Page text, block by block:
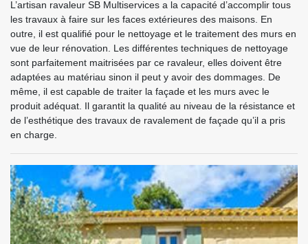
L’artisan ravaleur SB Multiservices a la capacité d’accomplir tous
les travaux à faire sur les faces extérieures des maisons. En
outre, il est qualifié pour le nettoyage et le traitement des murs en
vue de leur rénovation. Les différentes techniques de nettoyage
sont parfaitement maitrisées par ce ravaleur, elles doivent être
adaptées au matériau sinon il peut y avoir des dommages. De
même, il est capable de traiter la façade et les murs avec le
produit adéquat. Il garantit la qualité au niveau de la résistance et
de l’esthétique des travaux de ravalement de façade qu’il a pris
en charge.